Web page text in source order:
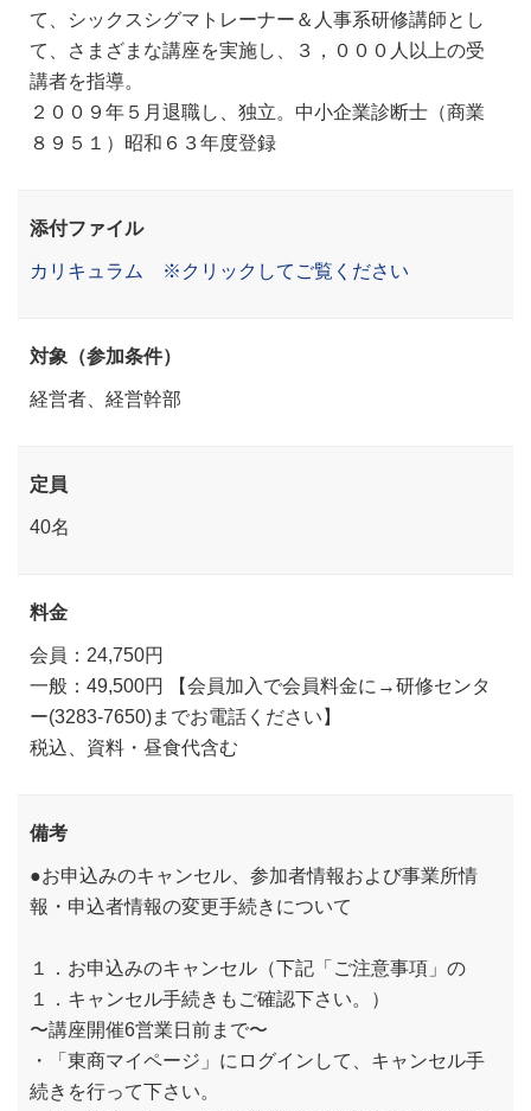
て、シックスシグマトレーナー＆人事系研修講師とし
て、さまざまな講座を実施し、３，０００人以上の受
講者を指導。
２００９年５月退職し、独立。中小企業診断士（商業
８９５１）昭和６３年度登録
添付ファイル
カリキュラム ※クリックしてご覧ください
対象（参加条件）
経営者、経営幹部
定員
40名
料金
会員：24,750円
一般：49,500円 【会員加入で会員料金に→研修センタ
ー(3283-7650)までお電話ください】
税込、資料・昼食代含む
備考
●お申込みのキャンセル、参加者情報および事業所情
報・申込者情報の変更手続きについて
１．お申込みのキャンセル（下記「ご注意事項」の
１．キャンセル手続きもご確認下さい。）
〜講座開催6営業日前まで〜
・「東商マイページ」にログインして、キャンセル手
続きを行って下さい。